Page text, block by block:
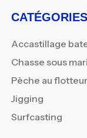
CATÉGORIES
Accastillage
Chasse sous
Pèche au flotteur
Jigging
Surfcasting